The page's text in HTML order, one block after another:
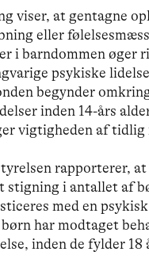
viser, at gentagne
eller
i barndommen øger
psykiske
begynder
inden 14-års
vigtigheden af tidlig
rapporterer,
stigning i antallet af
med en
børn har modtaget
inden de fylder 18